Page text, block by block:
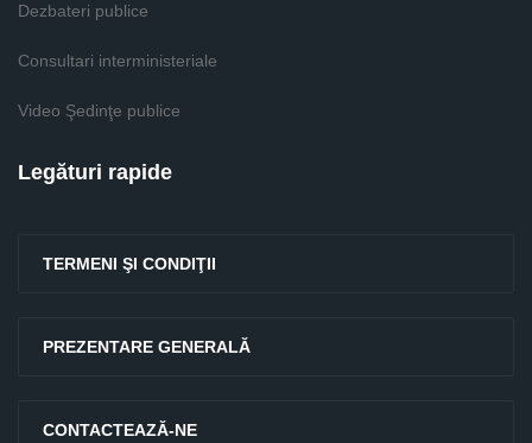
Dezbateri publice
Consultari interministeriale
Video Şedinţe publice
Legături rapide
TERMENI ŞI CONDIŢII
PREZENTARE GENERALĂ
CONTACTEAZĂ-NE